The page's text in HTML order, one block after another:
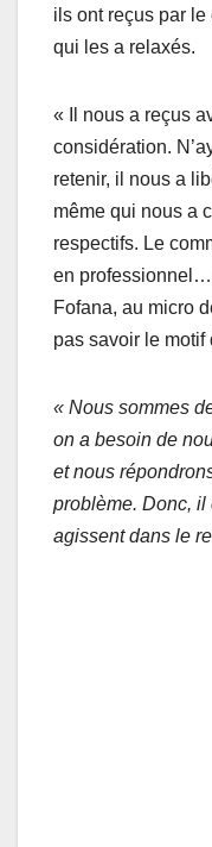
ils ont reçus par
qui les a relaxés.
« Il nous a reçus
considération.
retenir, il nous a
même qui nous a
respectifs. Le
en professionnel…
Fofana, au micro
pas savoir le motif
« Nous sommes
on a besoin de
et nous
problème. Donc, il
agissent dans le